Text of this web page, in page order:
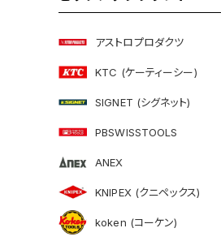
アストロプロダクツ
KTC (ケーティーシー)
SIGNET (シグネット)
PBSWISSTOOLS
ANEX
KNIPEX (クニペックス)
koken (コーケン)